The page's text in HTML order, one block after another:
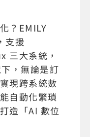
？EMILY
支援
三大系統，
，無論是訂
現跨系統數
自動化繁瑣
造「AI 數位